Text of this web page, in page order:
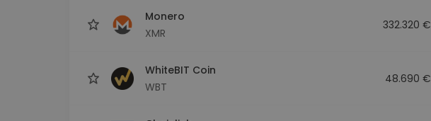
Monero
XMR
332.320 €
WhiteBIT Coin
WBT
48.690 €